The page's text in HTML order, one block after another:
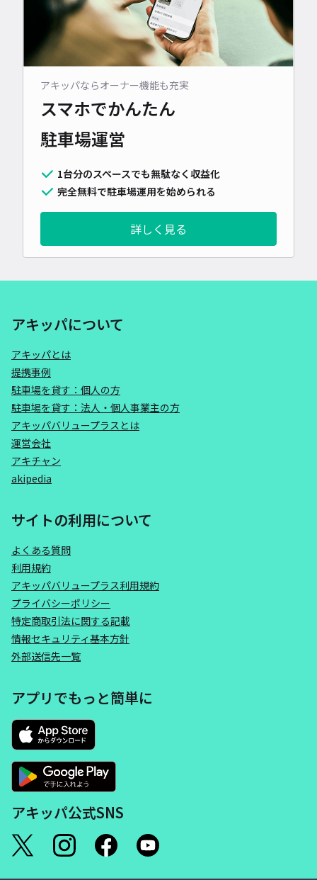
アキッパならオーナー機能も充実
スマホでかんたん
駐車場運営
1台分のスペースでも無駄なく収益化
完全無料で駐車場運用を始められる
詳しく見る
アキッパについて
アキッパとは
提携事例
駐車場を貸す：個人の方
駐車場を貸す：法人・個人事業主の方
アキッパバリュープラスとは
運営会社
アキチャン
akipedia
サイトの利用について
よくある質問
利用規約
アキッパバリュープラス利用規約
プライバシーポリシー
特定商取引法に関する記載
情報セキュリティ基本方針
外部送信先一覧
アプリでもっと簡単に
アキッパ公式SNS